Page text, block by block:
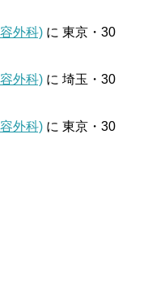
外科) に 東京・30
外科) に 埼玉・30
外科) に 東京・30